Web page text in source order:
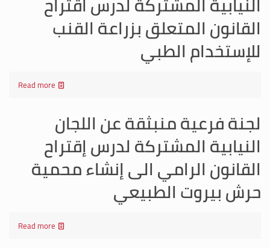
القانون المتعلق بزراعة القنب
للإستخدام الطبي
Read more
لجنة فرعية منبثقة عن اللجان
النيابية المشتركة لدرس إقتراح
القانون الرامي الى إنشاء محمية
حرش بيروت الطبيعي
Read more